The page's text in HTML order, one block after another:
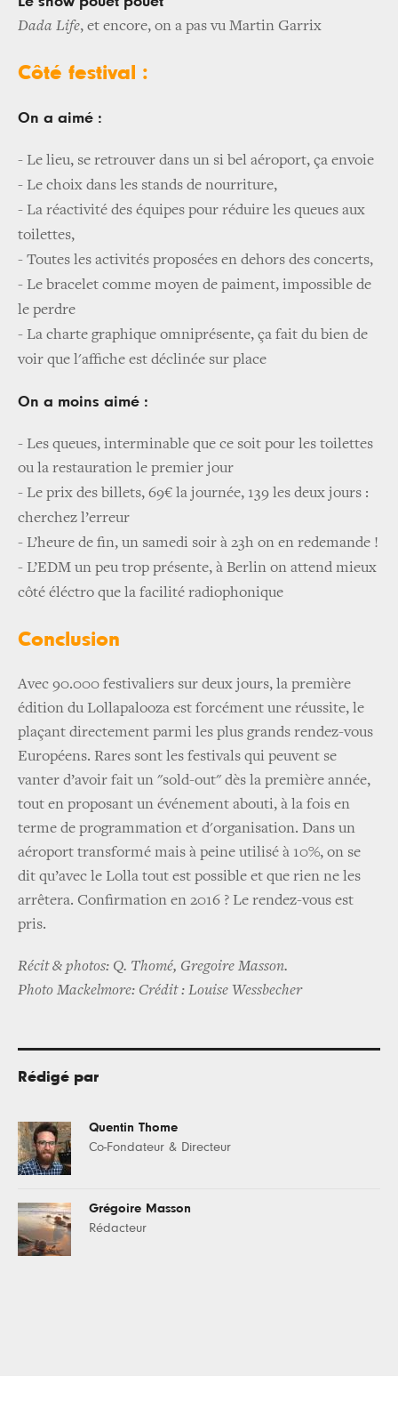
Dada Life, et encore, on a pas vu Martin Garrix
Côté festival :
On a aimé :
- Le lieu, se retrouver dans un si bel aéroport, ça envoie
- Le choix dans les stands de nourriture,
- La réactivité des équipes pour réduire les queues aux
toilettes,
- Toutes les activités proposées en dehors des concerts,
- Le bracelet comme moyen de paiment, impossible de
le perdre
- La charte graphique omniprésente, ça fait du bien de
voir que l'affiche est déclinée sur place
On a moins aimé :
- Les queues, interminable que ce soit pour les toilettes
ou la restauration le premier jour
- Le prix des billets, 69€ la journée, 139 les deux jours :
cherchez l’erreur
- L’heure de fin, un samedi soir à 23h on en redemande !
- L’EDM un peu trop présente, à Berlin on attend mieux
côté éléctro que la facilité radiophonique
Conclusion
Avec 90.000 festivaliers sur deux jours, la première
édition du Lollapalooza est forcément une réussite, le
plaçant directement parmi les plus grands rendez-vous
Européens. Rares sont les festivals qui peuvent se
vanter d’avoir fait un "sold-out" dès la première année,
tout en proposant un événement abouti, à la fois en
terme de programmation et d'organisation. Dans un
aéroport transformé mais à peine utilisé à 10%, on se
dit qu’avec le Lolla tout est possible et que rien ne les
arrêtera. Confirmation en 2016 ? Le rendez-vous est
pris.
Récit & photos: Q. Thomé, Gregoire Masson.
Photo Mackelmore: Crédit : Louise Wessbecher
Rédigé par
Quentin Thome
Co-Fondateur & Directeur
Grégoire Masson
Rédacteur